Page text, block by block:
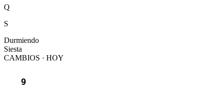
Q
S
Durmiendo
Siesta
CAMBIOS · HOY
9